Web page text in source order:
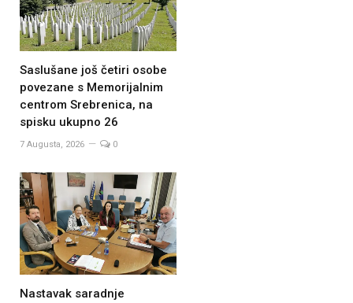
Saslušane još četiri osobe
povezane s Memorijalnim
centrom Srebrenica, na
spisku ukupno 26
7 Augusta, 2026 0
Nastavak saradnje